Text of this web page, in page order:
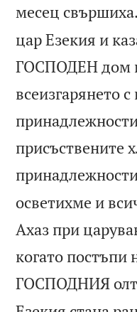
месец свършиха.
цар Езекия и
ГОСПОДЕН дом
всеизгарянето
присъствените
осветихме и
Ахаз при
когато постъпи
ГОСПОДНИЯ